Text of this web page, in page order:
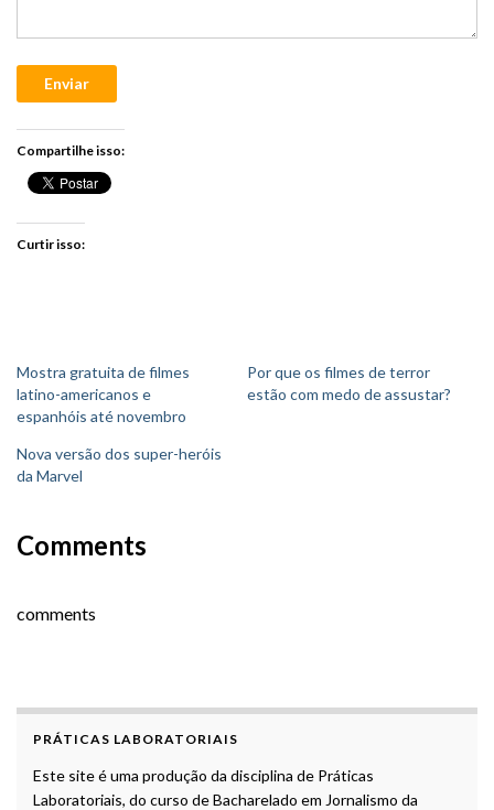
Enviar
Compartilhe isso:
Curtir isso:
Mostra gratuita de filmes
latino-americanos e
espanhóis até novembro
Por que os filmes de terror
estão com medo de assustar?
Nova versão dos super-heróis
da Marvel
Comments
comments
PRÁTICAS LABORATORIAIS
Este site é uma produção da disciplina de Práticas
Laboratoriais, do curso de Bacharelado em Jornalismo da